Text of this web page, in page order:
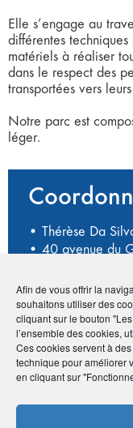
Afin de vous offrir la
souhaitons utiliser des
cliquant sur le bouton
l’ensemble des cookies,
Ces cookies servent à
technique pour améliorer
en cliquant sur
Elle s’engage au
différentes
matériels à réaliser
dans le respect des
transportées vers
Notre parc est
léger.
• Thérèse Da
• 40 avenue du
•01 43 82 19
•
Publié le :5 novembre
Noter